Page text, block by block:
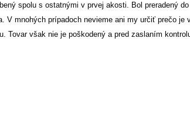
spolu s ostatnými v prvej akosti. Bol preradený
mnohých prípadoch nevieme ani my určiť prečo je
Tovar však nie je poškodený a pred zaslaním